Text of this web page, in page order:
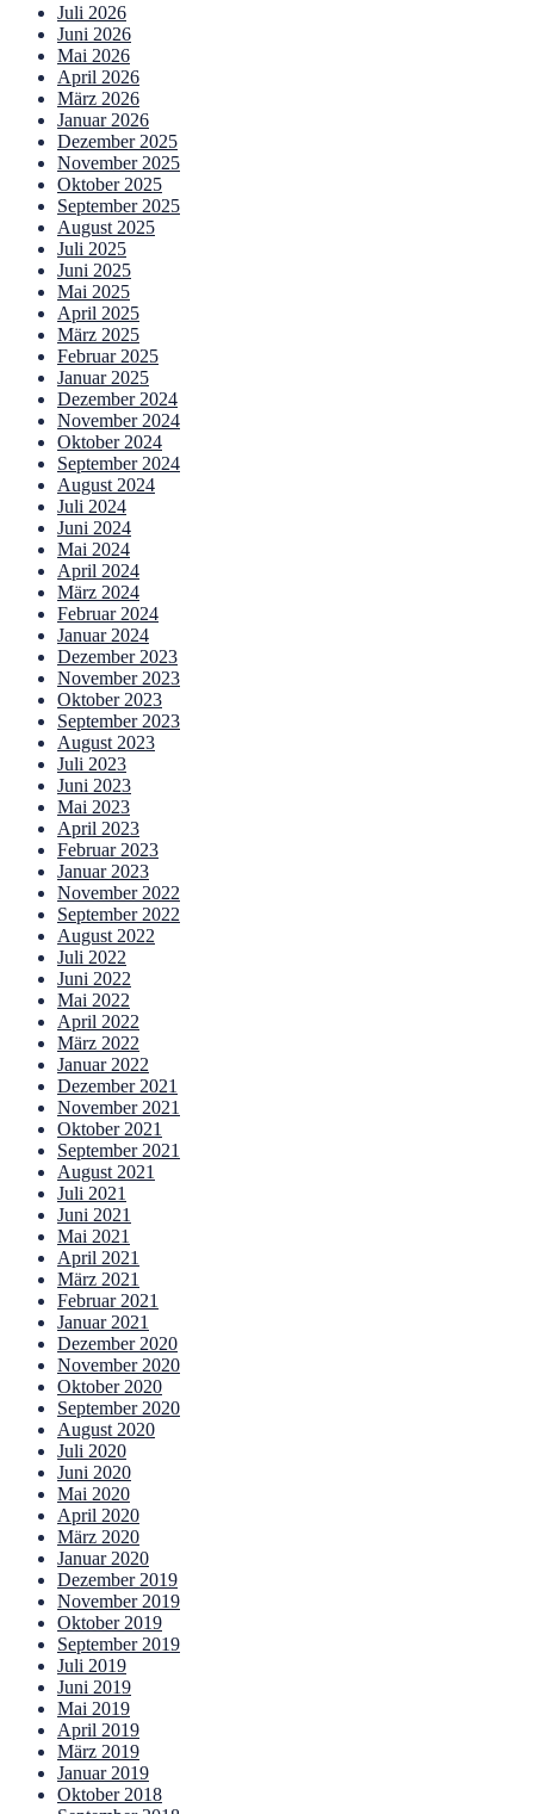
Juli 2026
Juni 2026
Mai 2026
April 2026
März 2026
Januar 2026
Dezember 2025
November 2025
Oktober 2025
September 2025
August 2025
Juli 2025
Juni 2025
Mai 2025
April 2025
März 2025
Februar 2025
Januar 2025
Dezember 2024
November 2024
Oktober 2024
September 2024
August 2024
Juli 2024
Juni 2024
Mai 2024
April 2024
März 2024
Februar 2024
Januar 2024
Dezember 2023
November 2023
Oktober 2023
September 2023
August 2023
Juli 2023
Juni 2023
Mai 2023
April 2023
Februar 2023
Januar 2023
November 2022
September 2022
August 2022
Juli 2022
Juni 2022
Mai 2022
April 2022
März 2022
Januar 2022
Dezember 2021
November 2021
Oktober 2021
September 2021
August 2021
Juli 2021
Juni 2021
Mai 2021
April 2021
März 2021
Februar 2021
Januar 2021
Dezember 2020
November 2020
Oktober 2020
September 2020
August 2020
Juli 2020
Juni 2020
Mai 2020
April 2020
März 2020
Januar 2020
Dezember 2019
November 2019
Oktober 2019
September 2019
Juli 2019
Juni 2019
Mai 2019
April 2019
März 2019
Januar 2019
Oktober 2018